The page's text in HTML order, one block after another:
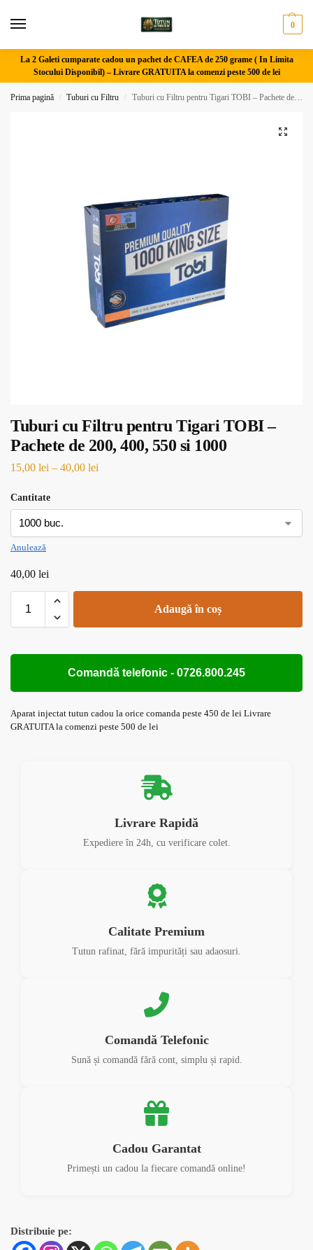
0
La 2 Galeti cumparate cadou un pachet de CAFEA de 250 grame ( In Limita
Stocului Disponibil) – Livrare GRATUITA la comenzi peste 500 de lei
Prima pagină / Tuburi cu Filtru / Tuburi cu Filtru pentru Tigari TOBI – Pachete de 200, 400, 550 si 1000
Tuburi cu Filtru pentru Tigari TOBI –
Pachete de 200, 400, 550 si 1000
15,00 lei – 40,00 lei
Cantitate
Anulează
40,00 lei
Adaugă în coș
Comandă telefonic - 0726.800.245
Aparat injectat tutun cadou la orice comanda peste 450 de lei Livrare
GRATUITA la comenzi peste 500 de lei
Livrare Rapidă
Expediere în 24h, cu verificare colet.
Calitate Premium
Tutun rafinat, fără impurități sau adaosuri.
Comandă Telefonic
Sună și comandă fără cont, simplu și rapid.
Cadou Garantat
Primești un cadou la fiecare comandă online!
Distribuie pe: